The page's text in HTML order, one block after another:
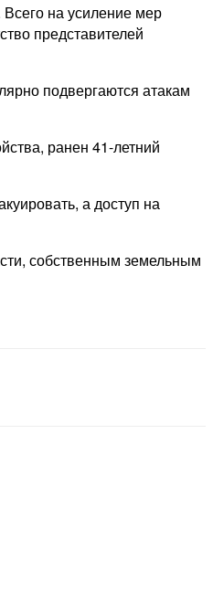
на усиление мер
представителей
подвергаются атакам
ранен 41-летний
а доступ на
собственным земельным